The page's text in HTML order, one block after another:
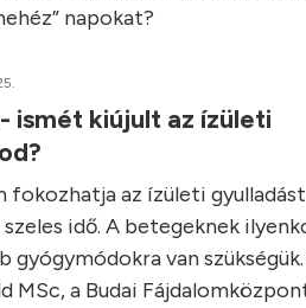
napokat?
ismét kiújult az ízületi
fokozhatja az ízületi gyulladást
idő. A betegeknek
gyógymódokra van
MSc, a Budai